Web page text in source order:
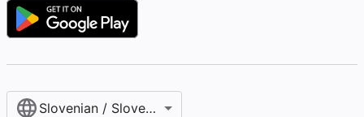
Slovenian / Slovenščina‎